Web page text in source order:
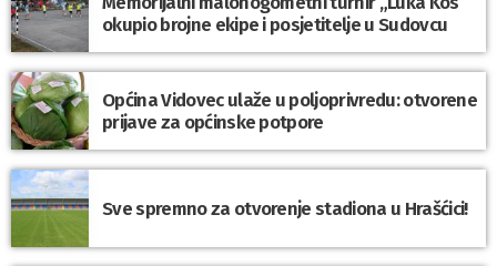
okupio brojne ekipe i posjetitelje u Sudovcu
Općina Vidovec ulaže u poljoprivredu: otvorene
prijave za općinske potpore
Sve spremno za otvorenje stadiona u Hrašćici!